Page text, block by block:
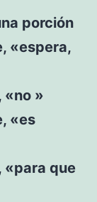
porción
«espera,
«no »
«es
«para que